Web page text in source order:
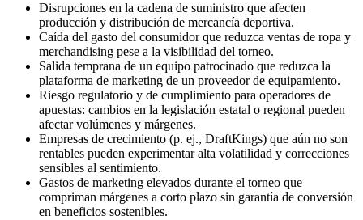
Disrupciones en la cadena de suministro que afecten
producción y distribución de mercancía deportiva.
Caída del gasto del consumidor que reduzca ventas de ropa y
merchandising pese a la visibilidad del torneo.
Salida temprana de un equipo patrocinado que reduzca la
plataforma de marketing de un proveedor de equipamiento.
Riesgo regulatorio y de cumplimiento para operadores de
apuestas: cambios en la legislación estatal o regional pueden
afectar volúmenes y márgenes.
Empresas de crecimiento (p. ej., DraftKings) que aún no son
rentables pueden experimentar alta volatilidad y correcciones
sensibles al sentimiento.
Gastos de marketing elevados durante el torneo que
compriman márgenes a corto plazo sin garantía de conversión
en beneficios sostenibles.